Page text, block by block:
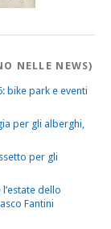
NELLE NEWS)
bike park e eventi
per gli alberghi,
per gli
dello
Fantini